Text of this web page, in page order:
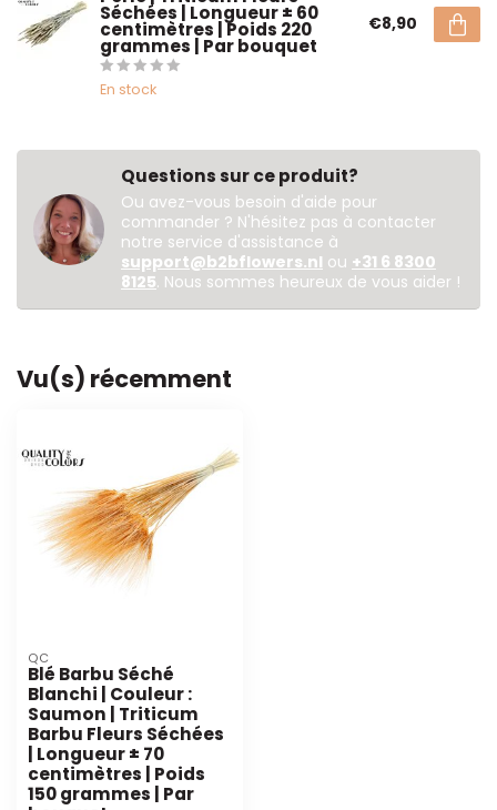
Séchées | Longueur ± 60
centimètres | Poids 220
grammes | Par bouquet
En stock
€8,90
Questions sur ce produit?
Ou avez-vous besoin d'aide pour
commander ? N'hésitez pas à contacter
notre service d'assistance à
support@b2bflowers.nl ou +31 6 8300
8125. Nous sommes heureux de vous aider !
Vu(s) récemment
QC
Blé Barbu Séché
Blanchi | Couleur :
Saumon | Triticum
Barbu Fleurs Séchées
| Longueur ± 70
centimètres | Poids
150 grammes | Par